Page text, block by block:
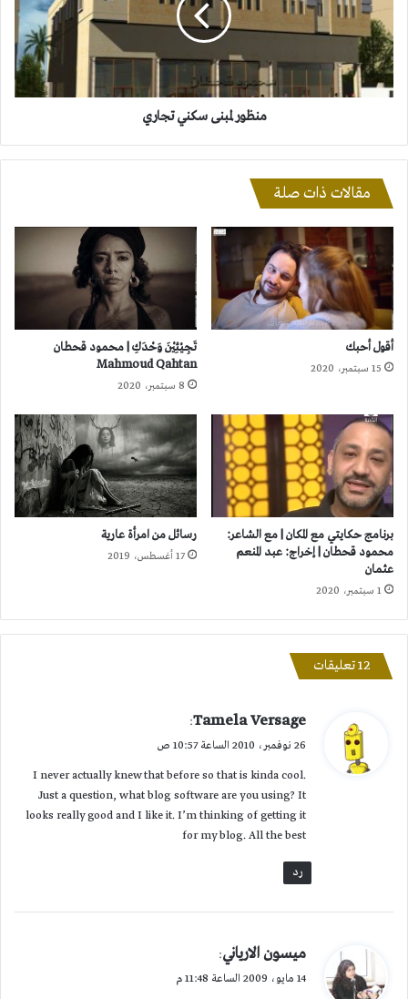
منظور لمبنى سكني تجاري
مقالات ذات صلة
أقول أحبك
15 سبتمبر، 2020
تَجِيْئِيْنَ وَحْدَكِ | محمود قحطان
Mahmoud Qahtan
8 سبتمبر، 2020
برنامج حكايتي مع المكان | مع الشاعر:
محمود قحطان | إخراج: عبد المنعم
عثمان
1 سبتمبر، 2020
رسائل من امرأة عارية
17 أغسطس، 2019
‫12 تعليقات
ي
ل
Tamela Versage
:
26 نوفمبر، 2010 الساعة 10:57 ص
I never actually knew that before so that is kinda cool.
Just a question, what blog software are you using? It
looks really good and I like it. I’m thinking of getting it
for my blog. All the best
رد
ي
ميسون الارياني:
14 مايو، 2009 الساعة 11:48 م